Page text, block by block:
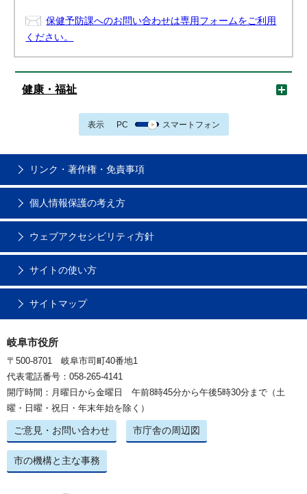
保健予防課へのお問い合わせは専用フォームをご利用
ください。
健康・福祉
表示 PC スマートフォン
リンク・著作権・免責事項
個人情報保護の考え方
ウェブアクセシビリティ方針
サイトの使い方
サイトマップ
岐阜市役所
〒500-8701 岐阜市司町40番地1
代表電話番号：058-265-4141
開庁時間：月曜日から金曜日 午前8時45分から午後5時30分まで（土
曜・日曜・祝日・年末年始を除く）
ご意見・お問い合わせ 市庁舎の周辺図
市の機構と主な事務